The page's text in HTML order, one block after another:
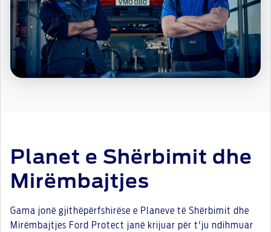
Planet e Shërbimit dhe
Mirëmbajtjes
Gama jonë gjithëpërfshirëse e Planeve të Shërbimit dhe
Mirëmbajtjes Ford Protect janë krijuar për t'ju ndihmuar